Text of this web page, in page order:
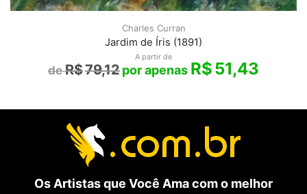
Charles Curran
Jardim de Íris (1891)
A partir de
R$79,12 R$51,43
Os Artistas que Você Ama com o melhor